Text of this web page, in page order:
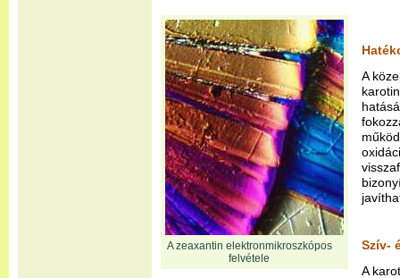
A zeaxantin elektronmikroszkópos
felvétele
A
Szív-
A